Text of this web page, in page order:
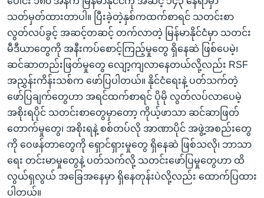
သတ်မှတ်ထားတာပါ။ ပြီးခဲ့တဲ့နှစ်ကထက်စာရင် သတင်းစာ
လွတ်လပ်ခွင့် အဆင့်တဆင့် တက်လာတဲ့ မြန်မာနိုင်ငံမှာ သတင်း
မီဒီယာတွေကို အနီးကပ်စောင့်ကြည့်မှုတွေ ရှိနေဆဲ ဖြစ်ပေမဲ့၊
ဆင်ဆာတည်းဖြတ်မှုတွေ လျော့ကျလာနေတယ်လို့လည်း RSF
အညွှန်းကိန်းသစ်က ဖော်ပြပါတယ်။ နိုင်ငံရေးနဲ့ ပတ်သက်တဲ့
ဖော်ပြချက်တွေဟာ အရင်ထက်စာရင် ပိုမို လွတ်လပ်လာပေမဲ့
အစိုးရပိုင် သတင်းစာတွေမှာတော့ ကိုယ့်ဖာသာ ဆင်ဆာဖြတ်
တောက်မှုတွေ၊ အစိုးရနဲ့ စစ်တပ်လို အာဏာပိုင် အဖွဲ့အစည်းတွေ
ကို ဝေဖန်တာတွေကို ရှောင်ရှားမှုတွေ ရှိနေဆဲ ဖြစ်သလို၊ ဘာသာ
ရေး တင်းမာမှုတွေနဲ့ ပတ်သက်လို့ သတင်းဖော်ပြမှုတွေဟာ ထိ
လွယ်ရှလွယ် အခြေအနေမှာ ရှိနေတုန်းပဲလို့လည်း ထောက်ပြထား
ပါတယ်။